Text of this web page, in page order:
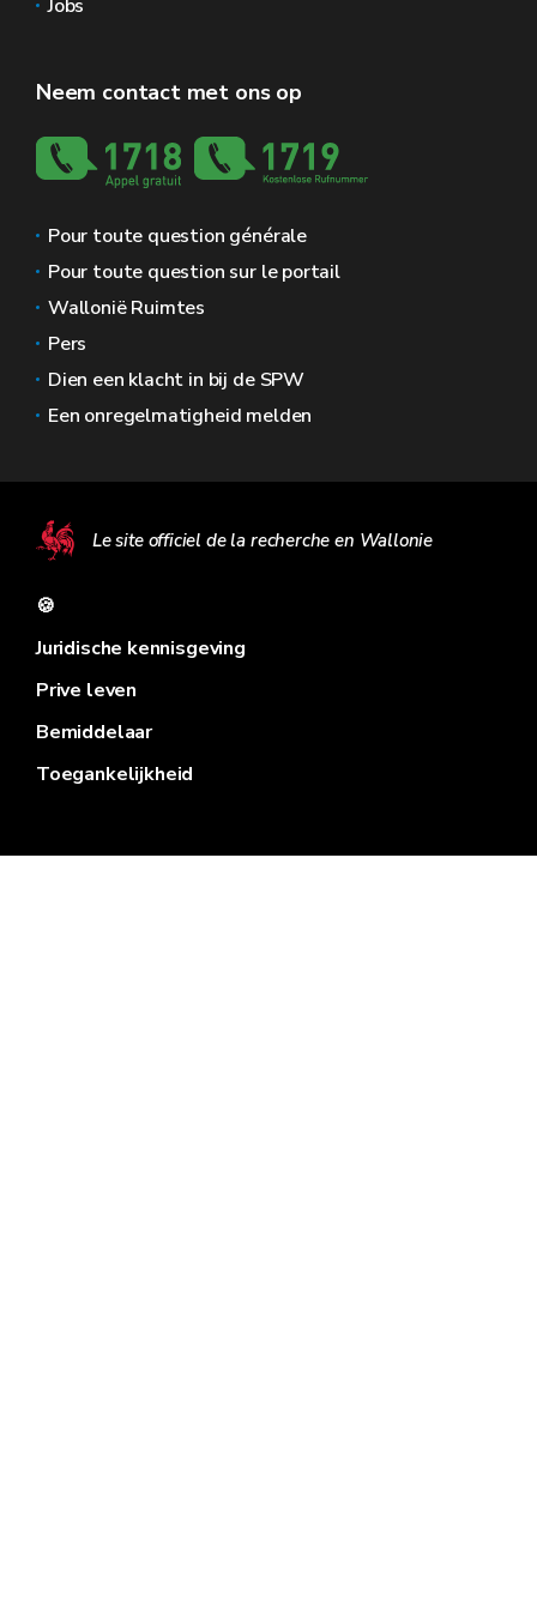
Jobs
Neem contact met ons op
Pour toute question générale
Pour toute question sur le portail
Wallonië Ruimtes
Pers
Dien een klacht in bij de SPW
Een onregelmatigheid melden
Le site officiel de la recherche en Wallonie
🍪
Juridische kennisgeving
Prive leven
Bemiddelaar
Toegankelijkheid